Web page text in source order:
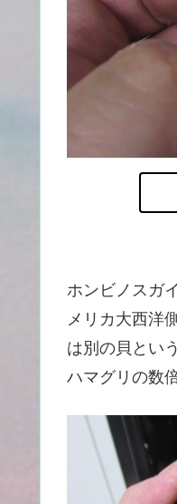
ホンビノスガ
メリカ大西洋
は別の貝とい
ハマグリの数